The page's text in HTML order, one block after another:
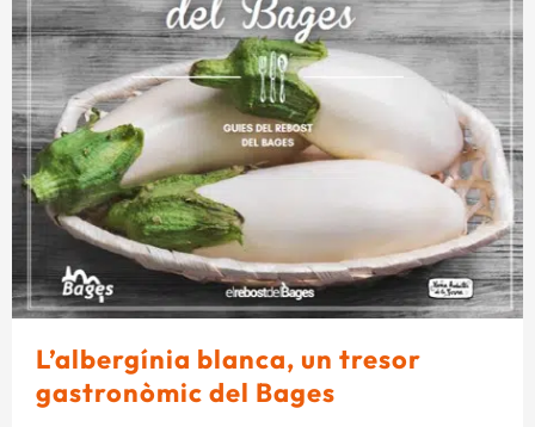
L’albergínia blanca, un tresor
gastronòmic del Bages